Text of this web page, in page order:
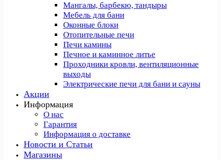
Мангалы, барбекю, тандыры
Мебель для бани
Оконные блоки
Отопительные печи
Печи камины
Печное и каминное литье
Проходники кровли, вeнтиляционные
выходы
Электрические печи для бани и сауны
Акции
Информация
О нас
Гарантия
Информация о доставке
Новости и Статьи
Магазины